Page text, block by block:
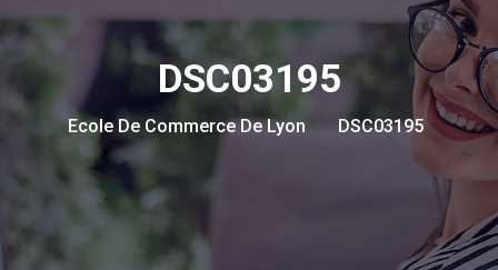
DSC03195
Ecole De Commerce De Lyon DSC03195